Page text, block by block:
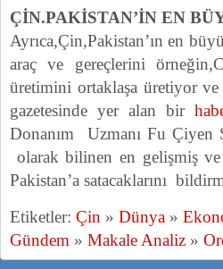
ÇİN.PAKİSTAN’İN EN
Ayrıca,Çin,Pakistan’ın en
araç ve gereçlerini
üretimini ortaklaşa üretiyor
gazetesinde yer alan bir
Donanım Uzmanı Fu Çiyen
olarak bilinen en gelişmiş
Pakistan’a satacaklarını
Etiketler: Çin » Dünya »
Gündem » Makale Analiz »